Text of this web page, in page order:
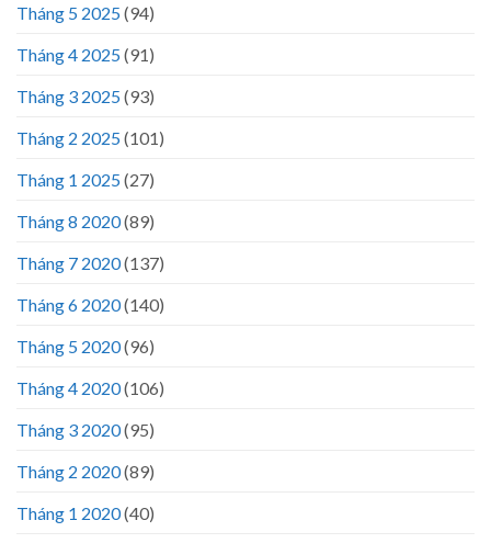
Tháng 5 2025(94)
Tháng 4 2025(91)
Tháng 3 2025(93)
Tháng 2 2025(101)
Tháng 1 2025(27)
Tháng 8 2020(89)
Tháng 7 2020(137)
Tháng 6 2020(140)
Tháng 5 2020(96)
Tháng 4 2020(106)
Tháng 3 2020(95)
Tháng 2 2020(89)
Tháng 1 2020(40)